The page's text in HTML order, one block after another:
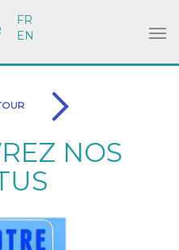
FR
EN
NOS